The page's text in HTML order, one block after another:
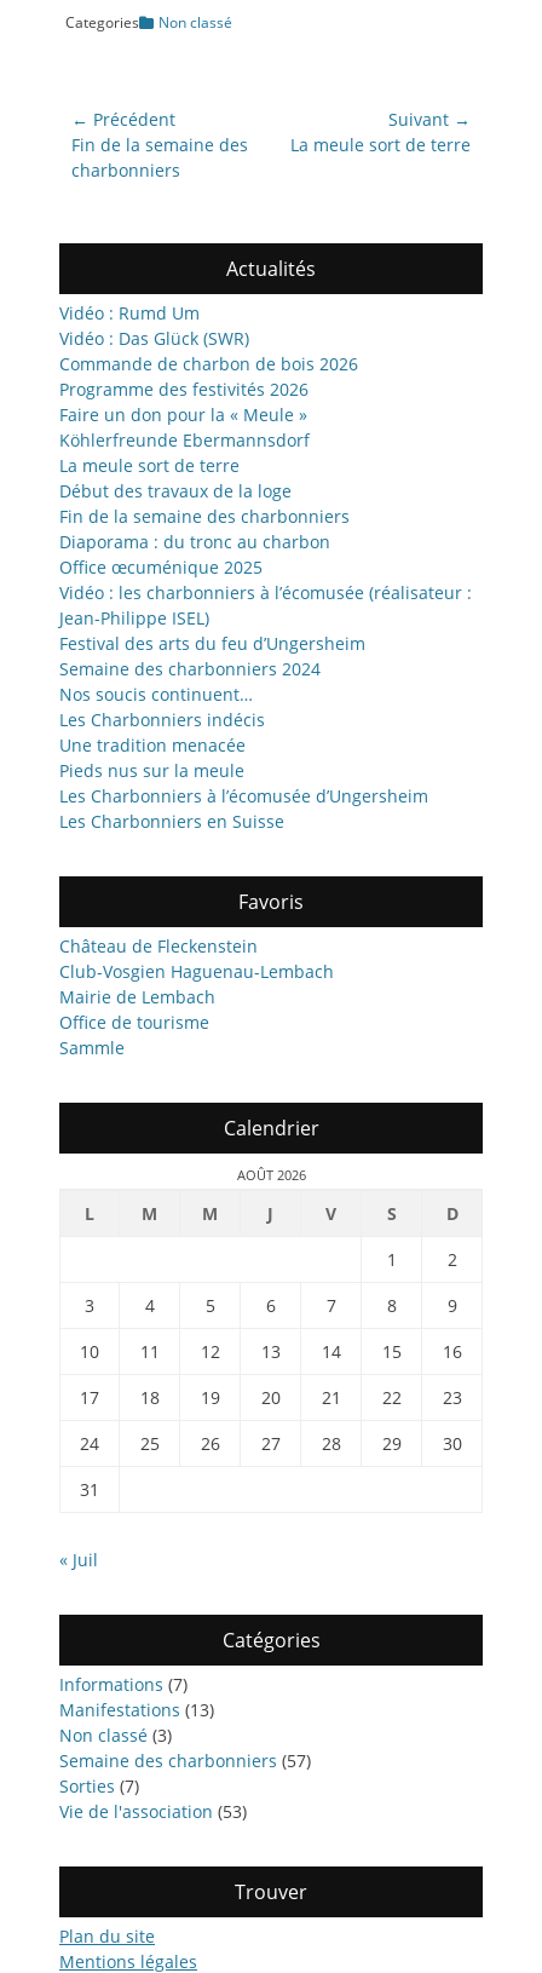
Categories Non classé
Navigation
de
l’article
← Précédent
Article
précédent:
Fin de la semaine des
charbonniers
Suivant →
Article
La meule sort de terre
Actualités
Vidéo : Rumd Um
Vidéo : Das Glück (SWR)
Commande de charbon de bois 2026
Programme des festivités 2026
Faire un don pour la « Meule »
Köhlerfreunde Ebermannsdorf
La meule sort de terre
Début des travaux de la loge
Fin de la semaine des charbonniers
Diaporama : du tronc au charbon
Office œcuménique 2025
Vidéo : les charbonniers à l’écomusée (réalisateur :
Jean-Philippe ISEL)
Festival des arts du feu d’Ungersheim
Semaine des charbonniers 2024
Nos soucis continuent…
Les Charbonniers indécis
Une tradition menacée
Pieds nus sur la meule
Les Charbonniers à l’écomusée d’Ungersheim
Les Charbonniers en Suisse
Favoris
Château de Fleckenstein
Club-Vosgien Haguenau-Lembach
Mairie de Lembach
Office de tourisme
Sammle
Calendrier
AOÛT 2026
L M M J V S
D
1
2
3
4 5 6 7 8
9
10
11 12 13 14 15
16
17
18 19 20 21 22
23
24
25 26 27 28 29
30
31
« Juil
Catégories
Informations (7)
Manifestations (13)
Non classé (3)
Semaine des charbonniers (57)
Sorties (7)
Vie de l'association (53)
Trouver
Plan du site
Mentions légales